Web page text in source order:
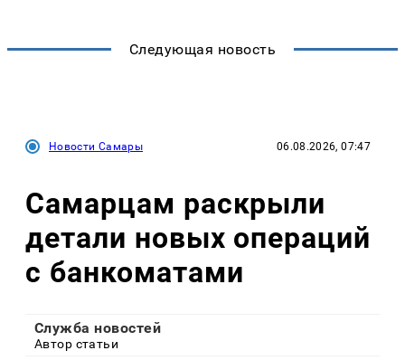
Следующая новость
Новости Самары 06.08.2026, 07:47
Самарцам раскрыли
детали новых операций
с банкоматами
Служба новостей
Автор статьи